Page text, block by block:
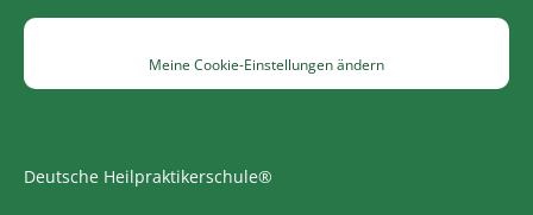
Meine Cookie-Einstellungen ändern
Deutsche Heilpraktikerschule®